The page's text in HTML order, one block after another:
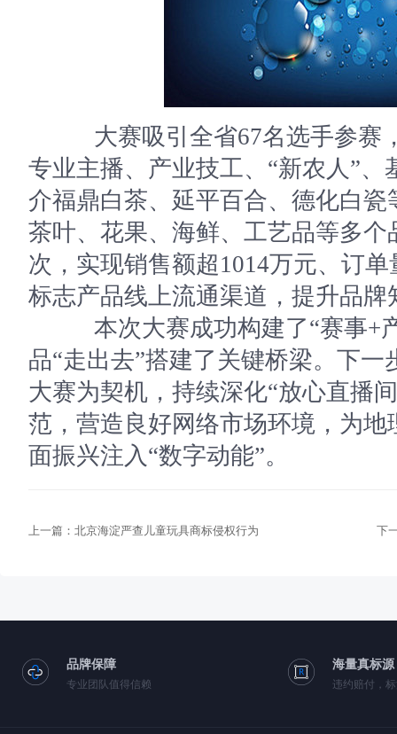
大赛吸引全省67名选手参赛
专业主播、产业技工、“新农人”
介福鼎白茶、延平百合、德化白
茶叶、花果、海鲜、工艺品等多
次，实现销售额超1014万元、订
标志产品线上流通渠道，提升品
本次大赛成功构建了“赛事+
品“走出去”搭建了关键桥梁。下
大赛为契机，持续深化“放心直播
范，营造良好网络市场环境，为
面振兴注入“数字动能”。
上一篇： 北京海淀严查儿童玩具商标侵权行为 下
品牌保障
专业团队值得信赖
海量真标源
违约赔付，